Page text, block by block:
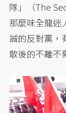
隊」（The
那麼味全龍迷
誠的反對黨，
散後的不離不